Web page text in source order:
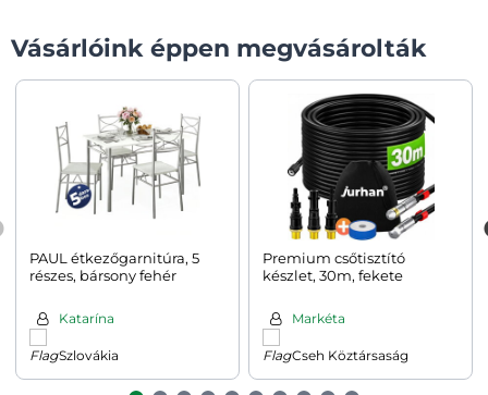
Vásárlóink éppen megvásárolták
PAUL étkezőgarnitúra, 5
részes, bársony fehér
Katarína
Szlovákia
Premium csőtisztító
készlet, 30m, fekete
Markéta
Cseh Köztársaság